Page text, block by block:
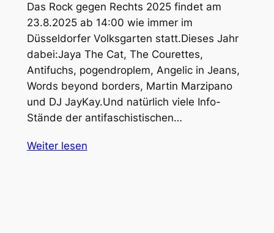
Das Rock gegen Rechts 2025 findet am
23.8.2025 ab 14:00 wie immer im
Düsseldorfer Volksgarten statt.Dieses Jahr
dabei:Jaya The Cat, The Courettes,
Antifuchs, pogendroplem, Angelic in Jeans,
Words beyond borders, Martin Marzipano
und DJ JayKay.Und natürlich viele Info-
Stände der antifaschistischen…
Weiter lesen